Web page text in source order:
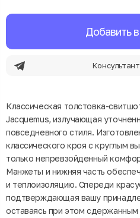
Добавить
Классическая толстовка-
Jacquemus, излучающая
повседневного стиля.
классического кроя с круглым
только непревзойденный
Манжеты и нижняя часть
и теплоизоляцию. Спереди
подтверждающая вашу
оставаясь при этом